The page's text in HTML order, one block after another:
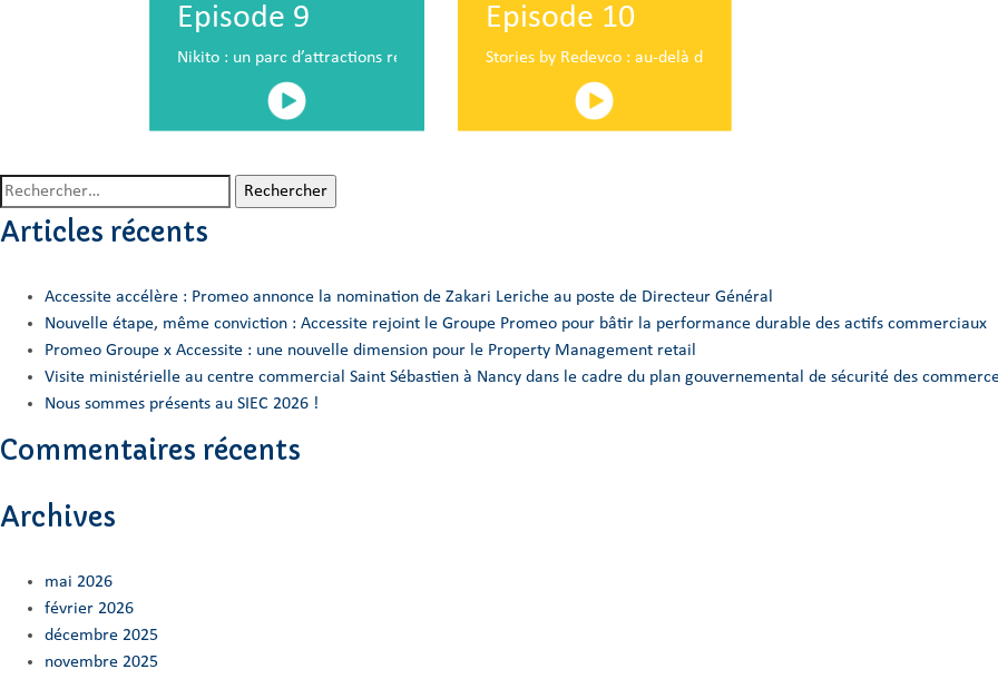
Episode 9
Nikito : un parc d’attractions révolutionnaire en plein centre commercial centre commercial
Episode 10
Stories by Redevco : au-delà du pop-up traditionnel
Rechercher :
Articles récents
Accessite accélère : Promeo annonce la nomination de Zakari Leriche au poste de Directeur Général
Nouvelle étape, même conviction : Accessite rejoint le Groupe Promeo pour bâtir la performance durable des actifs commerciaux
Promeo Groupe x Accessite : une nouvelle dimension pour le Property Management retail
Visite ministérielle au centre commercial Saint Sébastien à Nancy dans le cadre du plan gouvernemental de sécurité des
Nous sommes présents au SIEC 2026 !
Commentaires récents
Archives
mai 2026
février 2026
décembre 2025
novembre 2025